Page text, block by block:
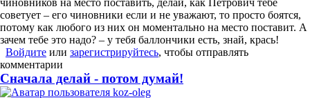
чиновников на место поставить, делай, как Петрович тебе
советует – его чиновники если и не уважают, то просто боятся,
потому как любого из них он моментально на место поставит. А
зачем тебе это надо? – у тебя баллончики есть, знай, крась!
Войдите или зарегистрируйтесь, чтобы отправлять
комментарии
Сначала делай - потом думай!